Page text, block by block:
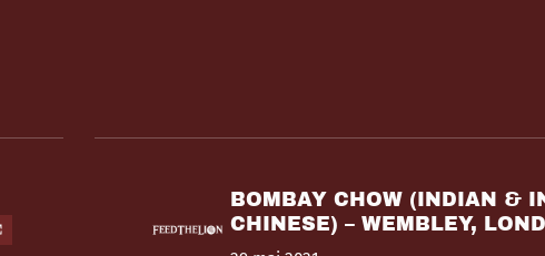
BOMBAY CHOW (INDIAN &
CHINESE) – WEMBLEY,